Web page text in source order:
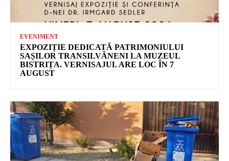
EVENIMENT
EXPOZIȚIE DEDICATĂ PATRIMONIULUI
SAȘILOR TRANSILVĂNENI LA MUZEUL
BISTRIȚA. VERNISAJUL ARE LOC ÎN 7
AUGUST